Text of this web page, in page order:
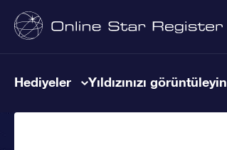
Hediyeler Yıldızınızı görüntüleyin